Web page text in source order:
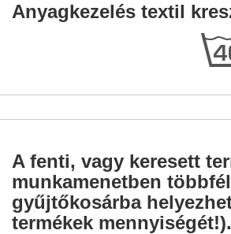
Anyagkezelés textil
A fenti, vagy keresett
munkamenetben
gyűjtőkosárba
termékek mennyiségét!).